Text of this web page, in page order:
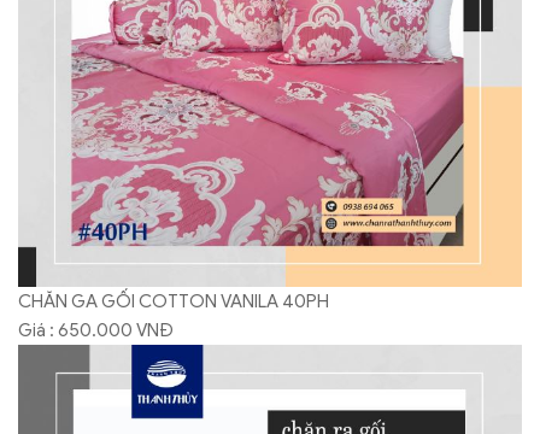
CHĂN GA GỐI COTTON VANILA 40PH
Giá : 650.000 VNĐ